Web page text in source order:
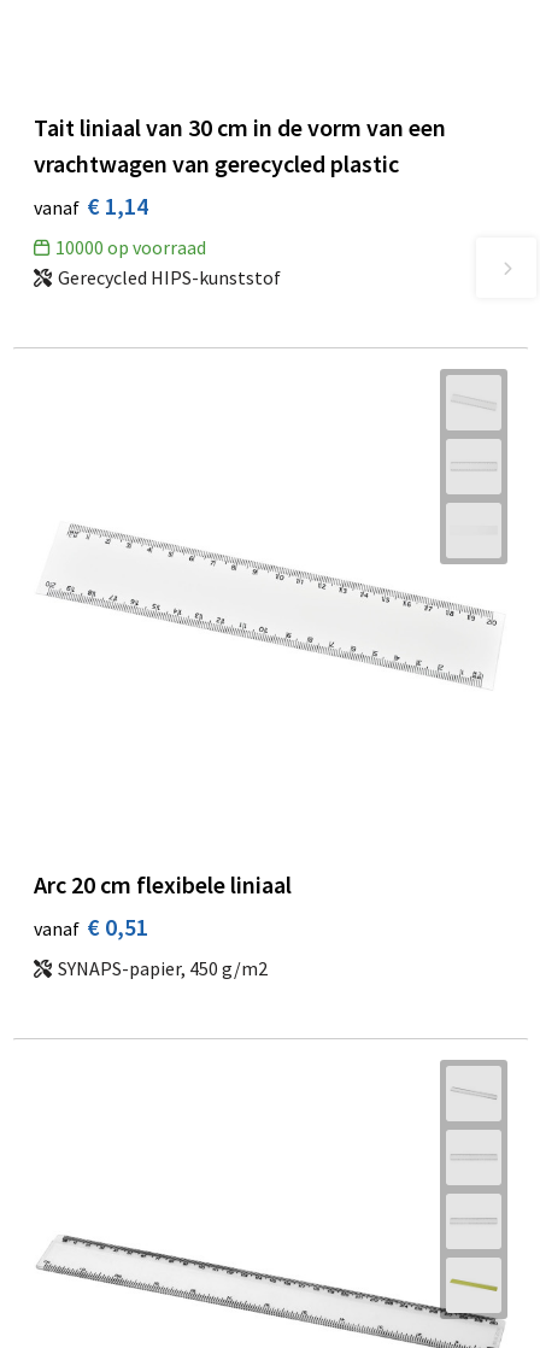
Tait liniaal van 30 cm in de vorm van een
vrachtwagen van gerecycled plastic
vanaf € 1,14
10000 op voorraad
Gerecycled HIPS-kunststof
Arc 20 cm flexibele liniaal
vanaf € 0,51
SYNAPS-papier, 450 g/m2